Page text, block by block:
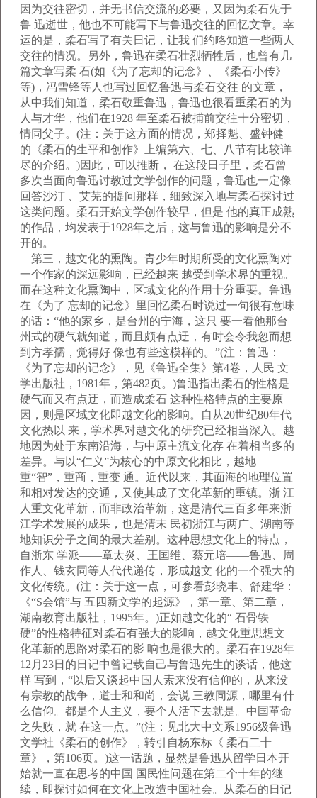
因为交往密切，并无书信交流的必要，又因为柔石先于
鲁 迅逝世，他也不可能写下与鲁迅交往的回忆文章。幸
运的是，柔石写了有关日记，让我 们约略知道一些两人
交往的情况。另外，鲁迅在柔石壮烈牺牲后，也曾有几
篇文章写柔 石(如《为了忘却的记念》、《柔石小传》
等)，冯雪锋等人也写过回忆鲁迅与柔石交往 的文章，
从中我们知道，柔石敬重鲁迅，鲁迅也很看重柔石的为
人与才华，他们在1928 年至柔石被捕前交往十分密切，
情同父子。(注：关于这方面的情况，郑择魁、盛钟健
的《柔石的生平和创作》上编第六、七、八节有比较详
尽的介绍。)因此，可以推断， 在这段日子里，柔石曾
多次当面向鲁迅讨教过文学创作的问题，鲁迅也一定像
回答沙汀 、艾芜的提问那样，细致深入地与柔石探讨过
这类问题。柔石开始文学创作较早，但是 他的真正成熟
的作品，均发表于1928年之后，这与鲁迅的影响是分不
开的。
第三，越文化的熏陶。青少年时期所受的文化熏陶对
一个作家的深远影响，已经越来 越受到学术界的重视。
而在这种文化熏陶中，区域文化的作用十分重要。鲁迅
在《为了 忘却的记念》里回忆柔石时说过一句很有意味
的话：“他的家乡，是台州的宁海，这只 要一看他那台
州式的硬气就知道，而且颇有点迂，有时会令我忽而想
到方孝孺，觉得好 像也有些这模样的。”(注：鲁迅：
《为了忘却的记念》，见《鲁迅全集》第4卷，人民 文
学出版社，1981年，第482页。)鲁迅指出柔石的性格是
硬气而又有点迂，而造成柔石 这种性格特点的主要原
因，则是区域文化即越文化的影响。自从20世纪80年代
文化热以 来，学术界对越文化的研究已经相当深入。越
地因为处于东南沿海，与中原主流文化存 在着相当多的
差异。与以“仁义”为核心的中原文化相比，越地
重“智”，重商，重变 通。近代以来，其面海的地理位置
和相对发达的交通，又使其成了文化革新的重镇。浙 江
人重文化革新，而非政治革新，这是清代三百多年来浙
江学术发展的成果，也是清末 民初浙江与两广、湖南等
地知识分子之间的最大差别。这种思想文化上的特点，
自浙东 学派——章太炎、王国维、蔡元培——鲁迅、周
作人、钱玄同等人代代递传，形成越文 化的一个强大的
文化传统。(注：关于这一点，可参看彭晓丰、舒建华：
《“S会馆”与 五四新文学的起源》，第一章、第二章，
湖南教育出版社，1995年。)正如越文化的“ 石骨铁
硬”的性格特征对柔石有强大的影响，越文化重思想文
化革新的思路对柔石的影 响也是很大的。柔石在1928年
12月23日的日记中曾记载自己与鲁迅先生的谈话，他这
样 写到，“以后又谈起中国人素来没有信仰的，从来没
有宗教的战争，道士和和尚，会说 三教同源，哪里有什
么信仰。都是个人主义，要个人活下去就是。中国革命
之失败，就 在这一点。”(注：见北大中文系1956级鲁迅
文学社《柔石的创作》，转引自杨东标《 柔石二十
章》，第106页。)这一话题，显然是鲁迅从留学日本开
始就一直在思考的中国 国民性问题在第二个十年的继
续，即探讨如何在文化上改造中国社会。从柔石的日记